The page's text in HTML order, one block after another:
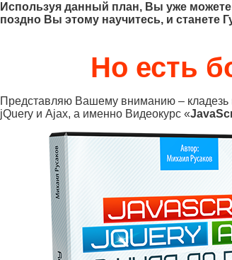
Используя данный план, Вы уже
поздно Вы этому научитесь, и станете
Но есть
Представляю Вашему вниманию – кладезь
jQuery и Ajax, а именно Видеокурс «